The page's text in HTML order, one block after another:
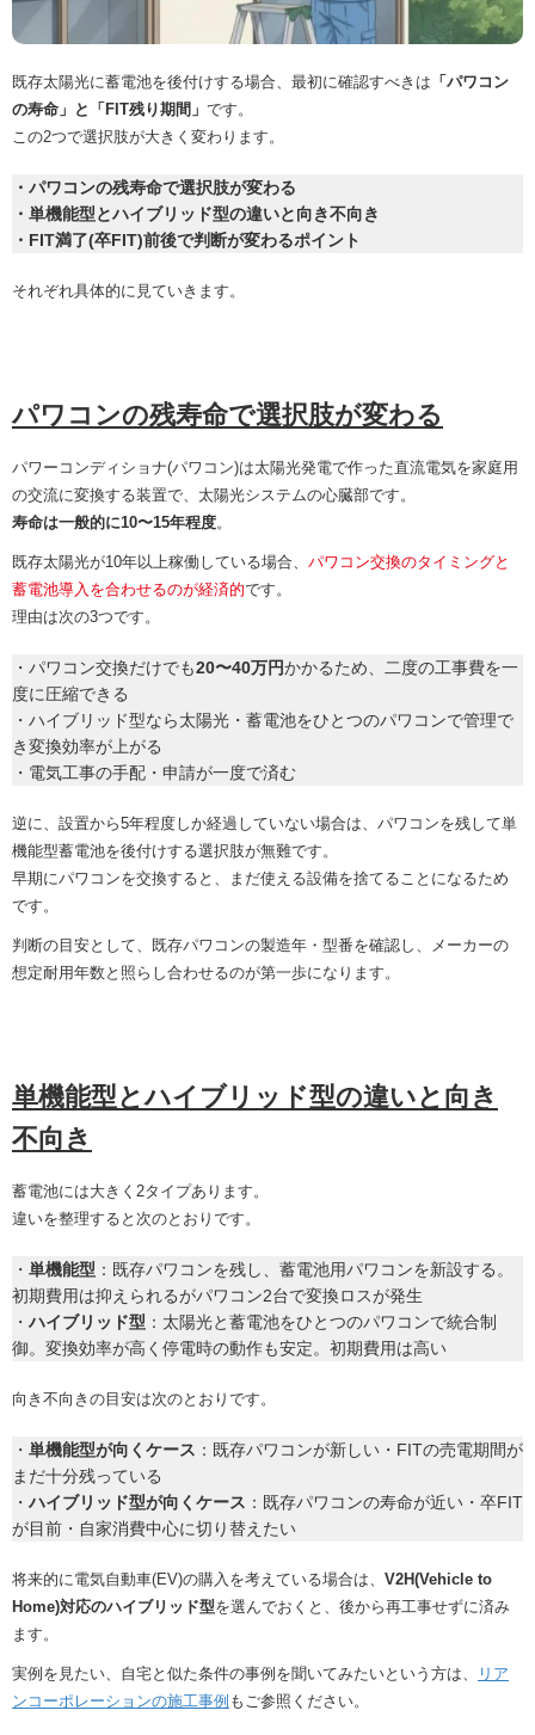
既存太陽光に蓄電池を後付けする場合、最初に確認すべきは 「パワコン
の寿命」と「FIT残り期間」 です。
この2つで選択肢が大きく変わります。
・パワコンの残寿命で選択肢が変わる
・単機能型とハイブリッド型の違いと向き不向き
・FIT満了(卒FIT)前後で判断が変わるポイント
それぞれ具体的に見ていきます。
パワコンの残寿命で選択肢が変わる
パワーコンディショナ(パワコン)は太陽光発電で作った直流電気を家庭用
の交流に変換する装置で、太陽光システムの心臓部です。
寿命は一般的に10〜15年程度。
既存太陽光が10年以上稼働している場合、 パワコン交換のタイミングと
蓄電池導入を合わせるのが経済的です。
理由は次の3つです。
・パワコン交換だけでも20〜40万円かかるため、二度の工事費を一
度に圧縮できる
・ハイブリッド型なら太陽光・蓄電池をひとつのパワコンで管理で
き変換効率が上がる
・電気工事の手配・申請が一度で済む
逆に、設置から5年程度しか経過していない場合は、パワコンを残して単
機能型蓄電池を後付けする選択肢が無難です。
早期にパワコンを交換すると、まだ使える設備を捨てることになるため
です。
判断の目安として、既存パワコンの製造年・型番を確認し、メーカーの
想定耐用年数と照らし合わせるのが第一歩になります。
単機能型とハイブリッド型の違いと向き
不向き
蓄電池には大きく2タイプあります。
違いを整理すると次のとおりです。
・ 単機能型 ：既存パワコンを残し、蓄電池用パワコンを新設する。
初期費用は抑えられるがパワコン2台で変換ロスが発生
・ ハイブリッド型 ：太陽光と蓄電池をひとつのパワコンで統合制
御。変換効率が高く停電時の動作も安定。初期費用は高い
向き不向きの目安は次のとおりです。
・ 単機能型が向くケース ：既存パワコンが新しい・FITの売電期間が
まだ十分残っている
・ ハイブリッド型が向くケース ：既存パワコンの寿命が近い・卒FIT
が目前・自家消費中心に切り替えたい
将来的に電気自動車(EV)の購入を考えている場合は、 V2H(Vehicle to
Home)対応のハイブリッド型を選んでおくと、後から再工事せずに済み
ます。
実例を見たい、自宅と似た条件の事例を聞いてみたいという方は、
リア
ンコーポレーションの施工事例 もご参照ください。